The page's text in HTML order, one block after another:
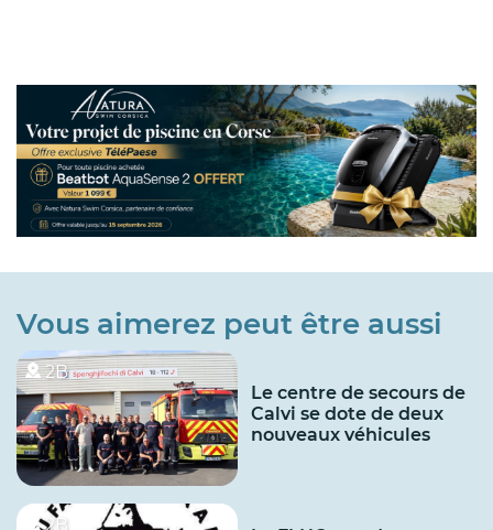
Vous aimerez peut être aussi
2B
Le centre de secours de
Calvi se dote de deux
nouveaux véhicules
2B